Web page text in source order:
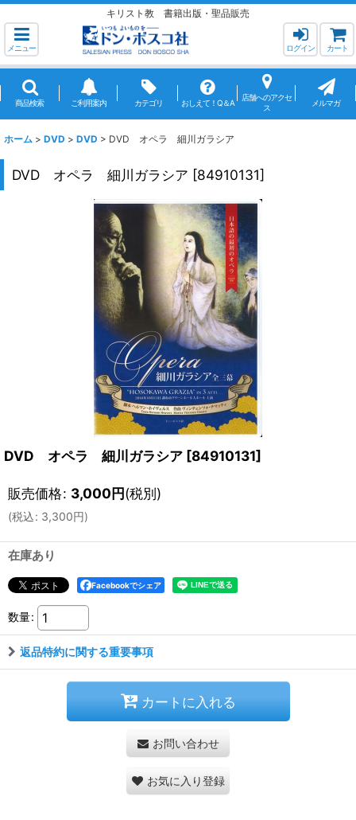
キリスト教 書籍出版・聖品販売
メニュー ログイン カート
商品検索 ご利用案内 カテゴリ おしえて！Q＆A
店舗へのアクセ
ス
メルマガ
ホーム > DVD > DVD > DVD オペラ 細川ガラシア
DVD オペラ 細川ガラシア [84910131]
DVD オペラ 細川ガラシア [84910131]
販売価格: 3,000円(税別)
(税込: 3,300円)
在庫あり
Facebookでシェア
数量:
返品特約に関する重要事項
カートに入れる
お問い合わせ
お気に入り登録